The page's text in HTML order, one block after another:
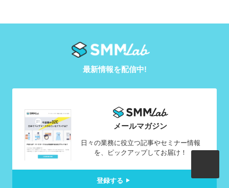
最新情報を配信中!
メールマガジン
日々の業務に役立つ記事やセミナー情報
を、ピックアップしてお届け！
登録する